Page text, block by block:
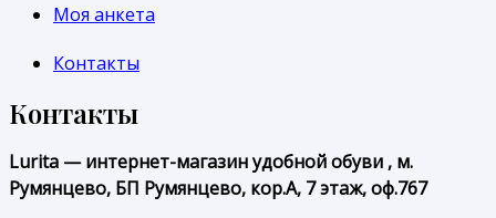
Моя анкета
Контакты
Контакты
Lurita — интернет-магазин удобной обуви , м.
Румянцево, БП Румянцево, кор.А, 7 этаж, оф.767